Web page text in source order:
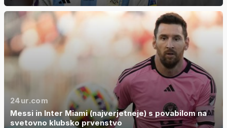
24ur.com
Messi in Inter Miami (najverjetneje) s povabilom na
svetovno klubsko prvenstvo